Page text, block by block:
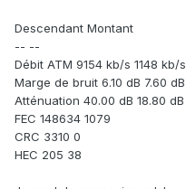
Descendant Montant
-- --
Débit ATM 9154 kb/s 1148 kb/s
Marge de bruit 6.10 dB 7.60 dB
Atténuation 40.00 dB 18.80 dB
FEC 148634 1079
CRC 3310 0
HEC 205 38